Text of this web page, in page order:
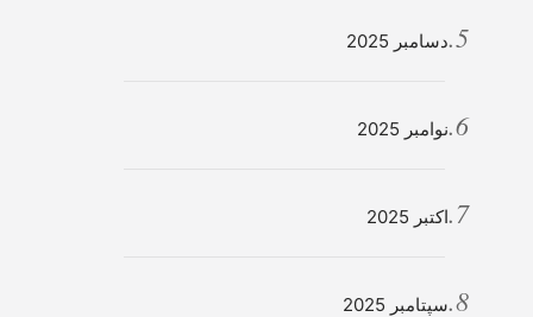
دسامبر 2025
نوامبر 2025
اکتبر 2025
سپتامبر 2025